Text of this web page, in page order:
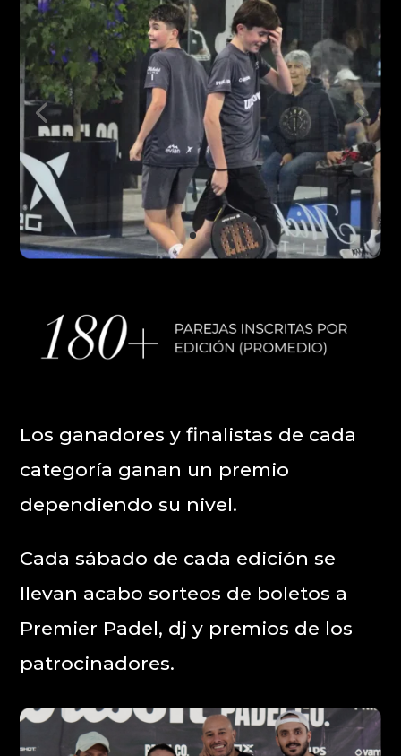
Los ganadores y finalistas de cada
categoría ganan un premio
dependiendo su nivel.
Cada sábado de cada edición se
llevan acabo sorteos de boletos a
Premier Padel, dj y premios de los
patrocinadores.